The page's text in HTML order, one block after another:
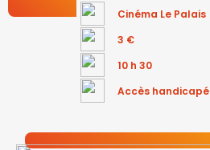
Cinéma Le Palais
3 €
10 h 30
Accès handicapé